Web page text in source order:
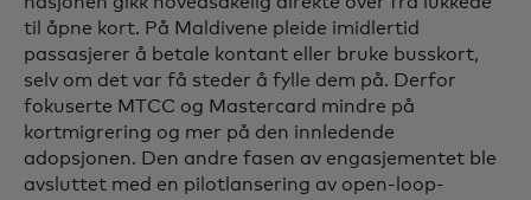
til åpne kort. På Maldivene pleide imidlertid
passasjerer å betale kontant eller bruke busskort,
selv om det var få steder å fylle dem på. Derfor
fokuserte MTCC og Mastercard mindre på
kortmigrering og mer på den innledende
adopsjonen. Den andre fasen av engasjementet ble
avsluttet med en pilotlansering av open-loop-